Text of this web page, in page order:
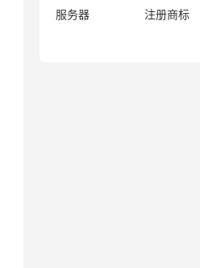
服务器
注册商标